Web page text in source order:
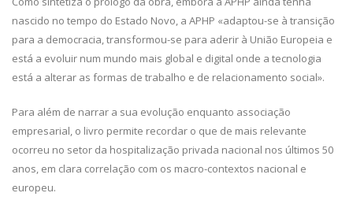
nascido no tempo do Estado Novo, a APHP «adaptou-se à transição
para a democracia, transformou-se para aderir à União Europeia e
está a evoluir num mundo mais global e digital onde a tecnologia
está a alterar as formas de trabalho e de relacionamento social».
Para além de narrar a sua evolução enquanto associação
empresarial, o livro permite recordar o que de mais relevante
ocorreu no setor da hospitalização privada nacional nos últimos 50
anos, em clara correlação com os macro-contextos nacional e
europeu.